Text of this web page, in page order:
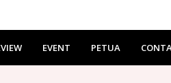
EVENT PETUA